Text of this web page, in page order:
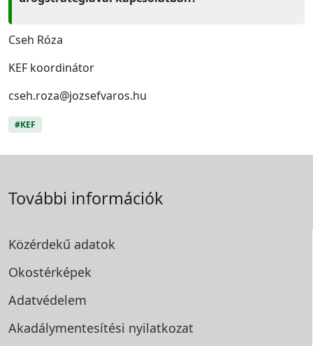
Cseh Róza
KEF koordinátor
cseh.roza@jozsefvaros.hu
#KEF
További információk
Közérdekű adatok
Okostérképek
Adatvédelem
Akadálymentesítési nyilatkozat